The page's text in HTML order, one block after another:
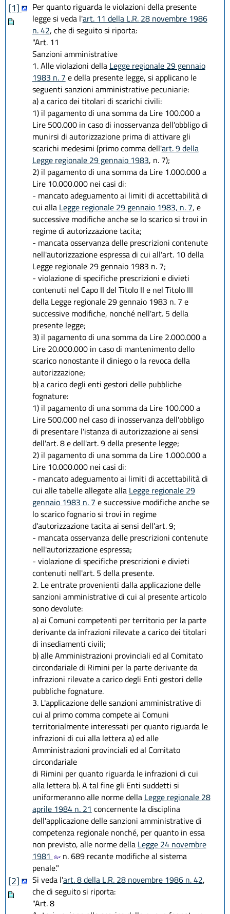
[1]
Per quanto riguarda le violazioni della presente
legge si veda l'art. 11 della L.R. 28 novembre 1986
n. 42, che di seguito si riporta:
"Art. 11
Sanzioni amministrative
1. Alle violazioni della Legge regionale 29 gennaio
1983 n. 7 e della presente legge, si applicano le
seguenti sanzioni amministrative pecuniarie:
a) a carico dei titolari di scarichi civili:
1) il pagamento di una somma da Lire 100.000 a
Lire 500.000 in caso di inosservanza dell'obbligo di
munirsi di autorizzazione prima di attivare gli
scarichi medesimi (primo comma dell'art. 9 della
Legge regionale 29 gennaio 1983, n. 7);
2) il pagamento di una somma da Lire 1.000.000 a
Lire 10.000.000 nei casi di:
- mancato adeguamento ai limiti di accettabilità di
cui alla Legge regionale 29 gennaio 1983, n. 7, e
successive modifiche anche se lo scarico si trovi in
regime di autorizzazione tacita;
- mancata osservanza delle prescrizioni contenute
nell'autorizzazione espressa di cui all'art. 10 della
Legge regionale 29 gennaio 1983 n. 7;
- violazione di specifiche prescrizioni e divieti
contenuti nel Capo II del Titolo II e nel Titolo III
della Legge regionale 29 gennaio 1983 n. 7 e
successive modifiche, nonché nell'art. 5 della
presente legge;
3) il pagamento di una somma da Lire 2.000.000 a
Lire 20.000.000 in caso di mantenimento dello
scarico nonostante il diniego o la revoca della
autorizzazione;
b) a carico degli enti gestori delle pubbliche
fognature:
1) il pagamento di una somma da Lire 100.000 a
Lire 500.000 nel caso di inosservanza dell'obbligo
di presentare l'istanza di autorizzazione ai sensi
dell'art. 8 e dell'art. 9 della presente legge;
2) il pagamento di una somma da Lire 1.000.000 a
Lire 10.000.000 nei casi di:
- mancato adeguamento ai limiti di accettabilità di
cui alle tabelle allegate alla Legge regionale 29
gennaio 1983 n. 7 e successive modifiche anche se
lo scarico fognario si trovi in regime
d'autorizzazione tacita ai sensi dell'art. 9;
- mancata osservanza delle prescrizioni contenute
nell'autorizzazione espressa;
- violazione di specifiche prescrizioni e divieti
contenuti nell'art. 5 della presente.
2. Le entrate provenienti dalla applicazione delle
sanzioni amministrative di cui al presente articolo
sono devolute:
a) ai Comuni competenti per territorio per la parte
derivante da infrazioni rilevate a carico dei titolari
di insediamenti civili;
b) alle Amministrazioni provinciali ed al Comitato
circondariale di Rimini per la parte derivante da
infrazioni rilevate a carico degli Enti gestori delle
pubbliche fognature.
3. L'applicazione delle sanzioni amministrative di
cui al primo comma compete ai Comuni
territorialmente interessati per quanto riguarda le
infrazioni di cui alla lettera a) ed alle
Amministrazioni provinciali ed al Comitato
circondariale
di Rimini per quanto riguarda le infrazioni di cui
alla lettera b). A tal fine gli Enti suddetti si
uniformeranno alle norme della Legge regionale 28
aprile 1984 n. 21 concernente la disciplina
dell'applicazione delle sanzioni amministrative di
competenza regionale nonché, per quanto in essa
non previsto, alle norme della Legge 24 novembre
1981
n. 689 recante modifiche al sistema
penale."
[2] Si veda l'art. 8 della L.R. 28 novembre 1986 n. 42,
che di seguito si riporta:
"Art. 8